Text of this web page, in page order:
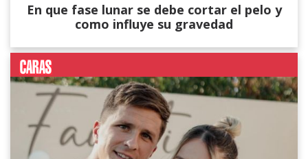
En que fase lunar se debe cortar el pelo y
como influye su gravedad